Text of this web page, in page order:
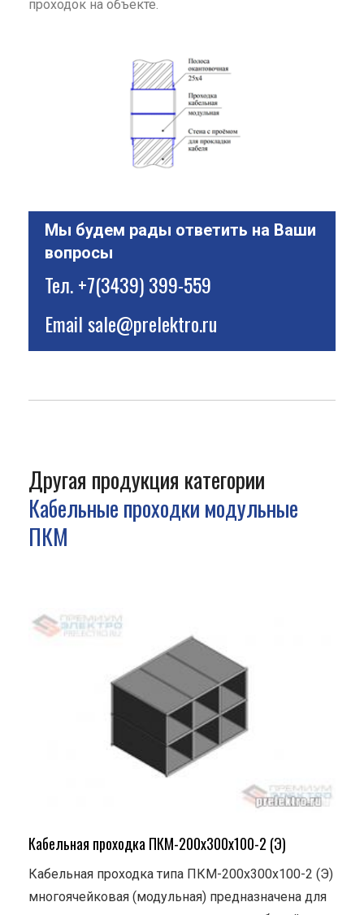
проходок на объекте.
Мы будем рады ответить на Ваши
вопросы
Тел.+7(3439) 399-559
Emailsale@prelektro.ru
Другая продукция категории
Кабельные проходки модульные
ПКМ
Кабельная проходка ПКМ-200х300х100-2 (Э)
Кабельная проходка типа ПКМ-200х300х100-2 (Э)
многоячейковая (модульная) предназначена для